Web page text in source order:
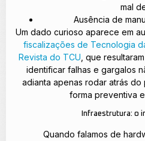
mal
Ausência de
Um dado curioso aparece em
fiscalizações de Tecnologia
Revista do TCU , que
identificar falhas e gargalos
adianta apenas rodar atrás
forma preventiva
Infraestrutura: o
Quando falamos de